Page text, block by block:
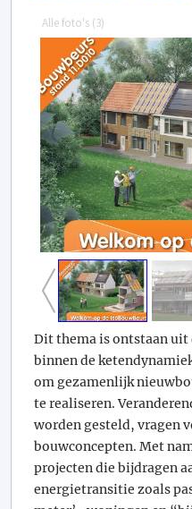
Alle foto's (3)
Dit thema is ontstaan uit
binnen de
om gezamenlijk
te realiseren.
worden gesteld, vragen
bouwconcepten. Met
projecten die bijdragen
energietransitie zoals